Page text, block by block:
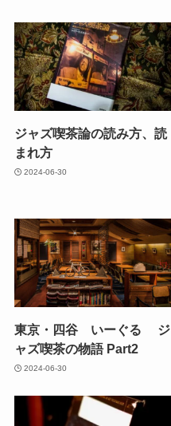
ジャズ喫茶論の読み方、読
まれ方
2024-06-30
東京・四谷 いーぐる ジ
ャズ喫茶の物語 Part2
2024-06-30